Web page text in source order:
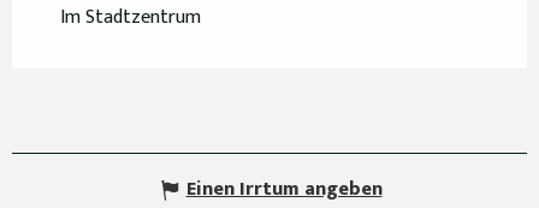
Im Stadtzentrum
Einen Irrtum angeben